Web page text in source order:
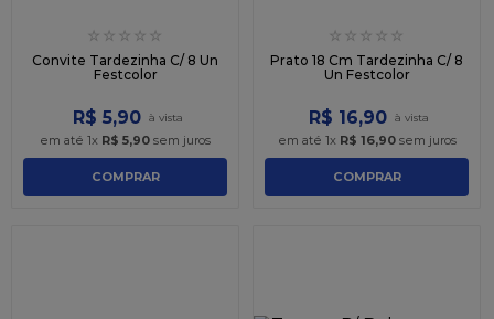
☆ ☆ ☆ ☆ ☆
Convite Tardezinha C/ 8 Un
Festcolor
R$ 5,90
em até 1x R$ 5,90 sem juros
COMPRAR
☆ ☆ ☆ ☆ ☆
Prato 18 Cm Tardezinha C/ 8
Un Festcolor
R$ 16,90
em até 1x R$ 16,90sem juros
COMPRAR